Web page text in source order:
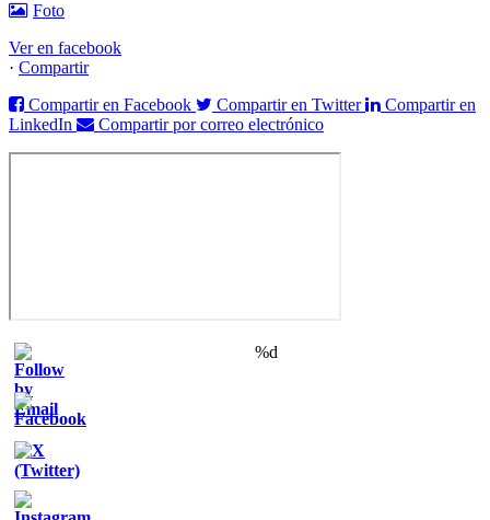
Foto
Ver en facebook
· Compartir
Compartir en Facebook
Compartir en Twitter
Compartir en
LinkedIn
Compartir por correo electrónico
%d